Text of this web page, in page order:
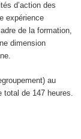
d’action des
expérience
de la formation,
dimension
au
de 147 heures.